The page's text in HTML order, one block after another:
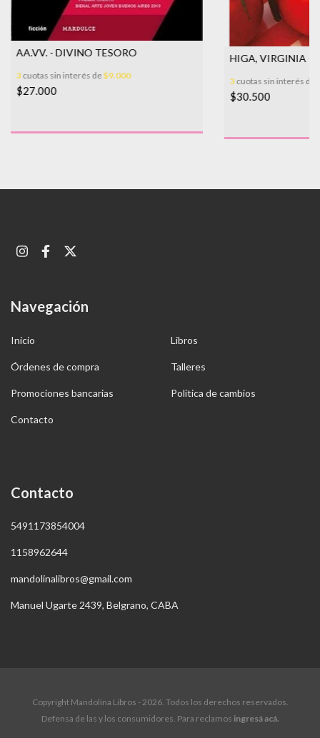
AA.VV. - DIVINO TESORO
3cuotas sin interés de$9.000
$27.000
HIGA, VIRGINIA -
3cuotas sin interés de
$30.500
Navegación
Inicio Libros
Órdenes de compra Talleres
Promociones bancarias Política de cambios
Contacto
Contacto
5491173854004
1158962644
mandolinalibros@gmail.com
Manuel Ugarte 2439, Belgrano, CABA
Copyright Mandolina Libros - 2026. Todos los derechos reservados.
Defensa de las y los consumidores. Para reclamos ingresá acá.